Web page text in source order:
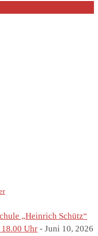
„Heinrich Schütz“
18.00 Uhr - Juni 10, 2026